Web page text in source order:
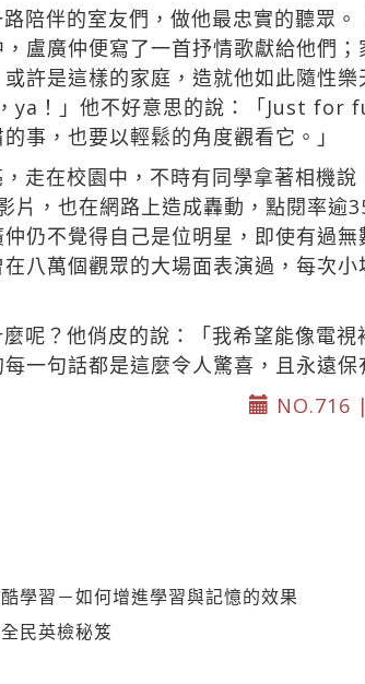
陪伴的室友們，做他最忠實的聽眾
盧廣仲便寫了一首抒情歌獻給他們
許是這樣的家庭，造就他如此隨性
ya！」他不好意思的說：「Just for
事，也要以輕鬆的角度觀看它。」
走在校園中，不時有同學拿著相機
片，也在網路上造成轟動，點閱率逾
仍不覺得自己是位明星，即使有過
八萬個觀眾的大場面表演過，每次
呢？他俏皮的說：「我希望能像電
一句話都是這麼令人驚喜，且永遠保
NO.716 |
學習－如何增進學習與記憶的效果
民英檢秘笈